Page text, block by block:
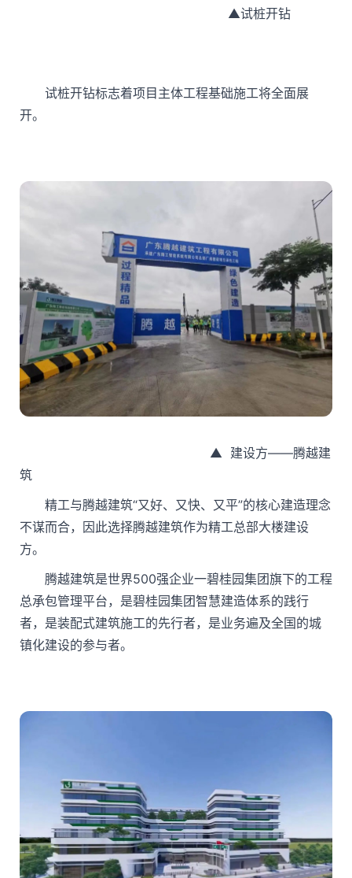
▲试桩开钻
试桩开钻标志着项目主体工程基础施工将全面展
开。
▲ 建设方——腾越建
筑
精工与腾越建筑“又好、又快、又平”的核心建造理念
不谋而合，因此选择腾越建筑作为精工总部大楼建设
方。
腾越建筑是世界500强企业一碧桂园集团旗下的工程
总承包管理平台，是碧桂园集团智慧建造体系的践行
者，是装配式建筑施工的先行者，是业务遍及全国的城
镇化建设的参与者。